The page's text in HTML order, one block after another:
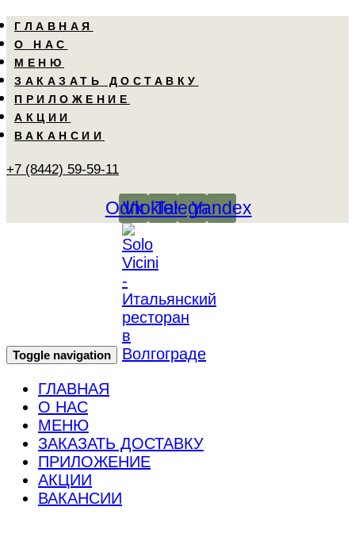
Skip
links
Skip
to
primary
navigation
Skip
to
content
ГЛАВНАЯ
О НАС
МЕНЮ
ЗАКАЗАТЬ ДОСТАВКУ
ПРИЛОЖЕНИЕ
АКЦИИ
ВАКАНСИИ
+7 (8442) 59-59-11
Vk
Odnoklassniki
Telegram
Yandex
Toggle navigation
ГЛАВНАЯ
О НАС
МЕНЮ
ЗАКАЗАТЬ ДОСТАВКУ
ПРИЛОЖЕНИЕ
АКЦИИ
ВАКАНСИИ